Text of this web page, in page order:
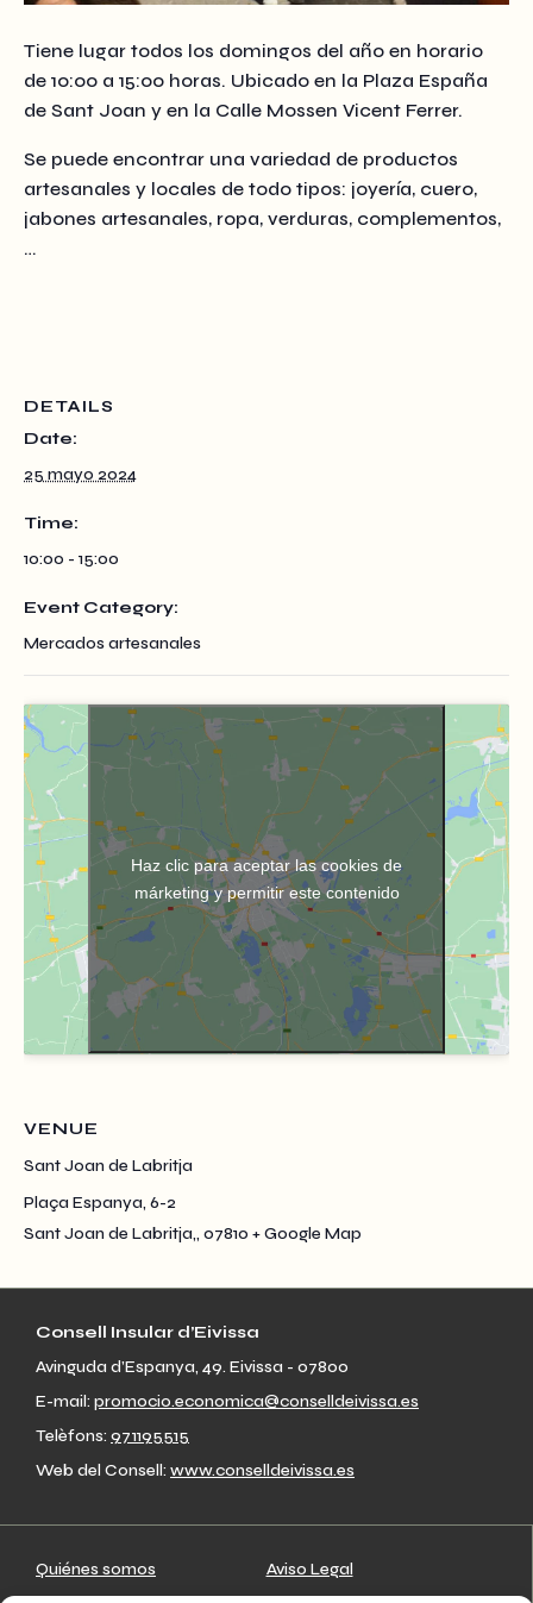
Tiene lugar todos los domingos del año en horario
de 10:00 a 15:00 horas. Ubicado en la Plaza España
de Sant Joan y en la Calle Mossen Vicent Ferrer.
Se puede encontrar una variedad de productos
artesanales y locales de todo tipos: joyería, cuero,
jabones artesanales, ropa, verduras, complementos,
…
DETAILS
Date:
25 mayo 2024
Time:
10:00 - 15:00
Event Category:
Mercados artesanales
VENUE
Sant Joan de Labritja
Plaça Espanya, 6-2
Sant Joan de Labritja,, 07810 + Google Map
Haz clic para aceptar las cookies de
márketing y permitir este contenido
Consell Insular d’Eivissa
Avinguda d’Espanya, 49. Eivissa - 07800
E-mail: promocio.economica@conselldeivissa.es
Telèfons: 971195515
Web del Consell: www.conselldeivissa.es
Quiénes somos
Aviso Legal